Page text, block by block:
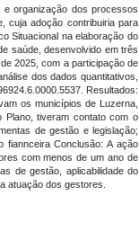
e organização dos processos
cuja adoção contribuiria para
Situacional na elaboração do
saúde, desenvolvido em três
2025, com a participação de
dos dados quantitativos,
Resultados:
os municípios de Luzerna,
Plano, tiveram contato com o
de gestão e legislação;
fiannceira Conclusão: A ação
com menos de um ano de
de gestão, aplicabilidade do
atuação dos gestores.